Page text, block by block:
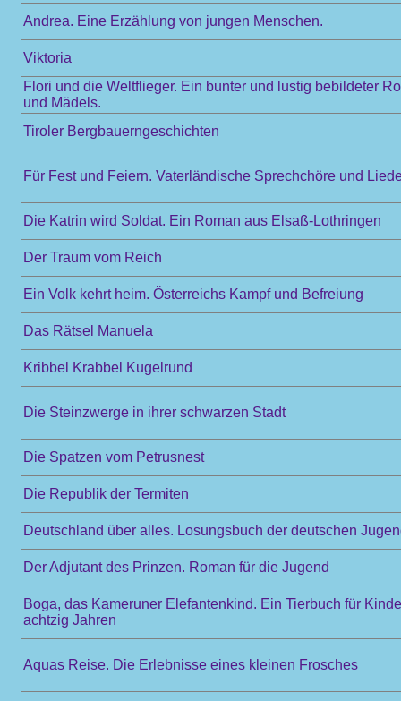
Andrea. Eine Erzählung von jungen Menschen.
Viktoria
Flori und die Weltflieger. Ein bunter und lustig bebildeter
und Mädels.
Tiroler Bergbauerngeschichten
Für Fest und Feiern. Vaterländische Sprechchöre und
Die Katrin wird Soldat. Ein Roman aus Elsaß-Lothringen
Der Traum vom Reich
Ein Volk kehrt heim. Österreichs Kampf und Befreiung
Das Rätsel Manuela
Kribbel Krabbel Kugelrund
Die Steinzwerge in ihrer schwarzen Stadt
Die Spatzen vom Petrusnest
Die Republik der Termiten
Deutschland über alles. Losungsbuch der deutschen
Der Adjutant des Prinzen. Roman für die Jugend
Boga, das Kameruner Elefantenkind. Ein Tierbuch für
achtzig Jahren
Aquas Reise. Die Erlebnisse eines kleinen Frosches